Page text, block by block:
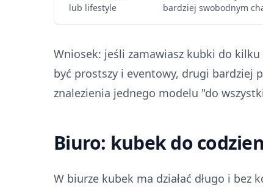
lub lifestyle
bardziej swobodnym
Wniosek: jeśli zamawiasz kubki do
być prostszy i eventowy, drugi bardziej
znalezienia jednego modelu "do
Biuro: kubek do
W biurze kubek ma działać długo i